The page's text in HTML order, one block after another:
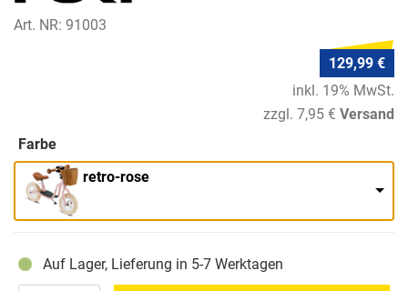
Art. NR: 91003
129,99 €
inkl. 19% MwSt.
zzgl. 7,95 € Versand
Farbe
retro-rose
Auf Lager, Lieferung in 5-7 Werktagen